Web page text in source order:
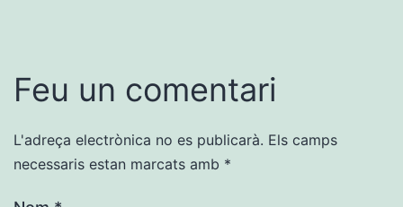
Feu un comentari
L'adreça electrònica no es publicarà. Els camps
necessaris estan marcats amb *